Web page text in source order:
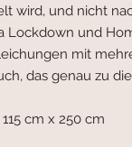
wird, und nicht
Lockdown und
mit
das genau zu
115 cm x 250 cm